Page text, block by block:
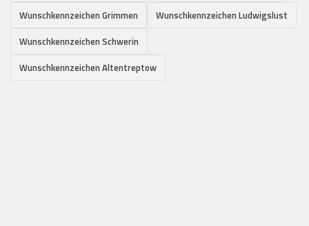
Wunschkennzeichen Grimmen
Wunschkennzeichen Ludwigslust
Wunschkennzeichen Schwerin
Wunschkennzeichen Altentreptow